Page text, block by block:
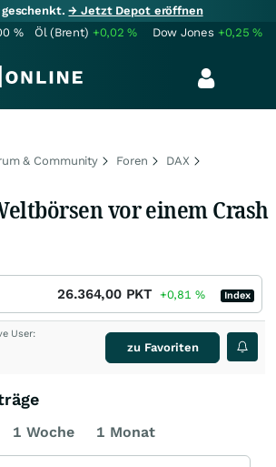
geschenkt.→ Jetzt Depot eröffnen
% Öl (Brent) +0,02% Dow Jones +0,25%
& Community Foren
DAX
vor einem Crash
26.364,00 PKT +0,81 % Index
User:
zu Favoriten
1 Woche 1 Monat